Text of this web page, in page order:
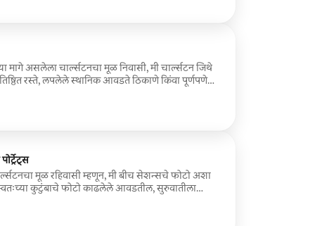
मागे असलेला चार्ल्सटनचा मूळ निवासी, मी चार्ल्सटन जिथे
रस्ते, लपलेले स्थानिक आवडते ठिकाणे किंवा पूर्णपणे
सेशन तयार करेन. मी तुमच्या ग्रुपला मार्गदर्शन करेन
कुटुंबांसाठी, महत्त्वाच्या घटनांच्या साजरी
मूळ रहिवासी म्हणून, मी बीच सेशन्सचे फोटो अशा
कुटुंबाचे फोटो काढलेले आवडतील, सुरुवातीला
काढतो, नंतर प्रत्येकाला वास्तविक क्षणांमध्ये आराम करू
किनाऱ्यावर हात धरून उभे आहेत. आमच्या